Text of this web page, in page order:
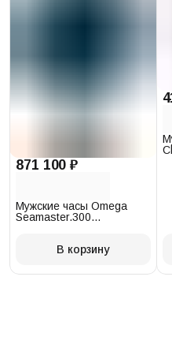
871 100 ₽
Мужские часы Omega
Seamaster.300
В корзину